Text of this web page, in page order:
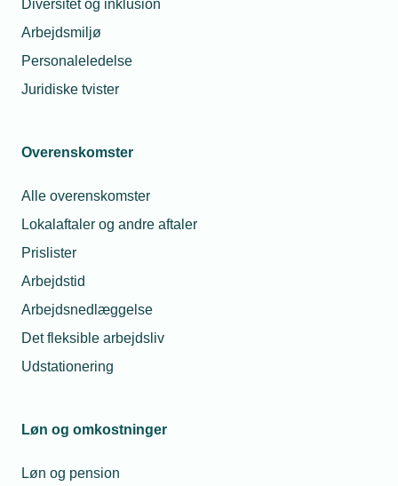
Diversitet og inklusion
Arbejdsmiljø
Personaleledelse
Juridiske tvister
Overenskomster
Alle overenskomster
Lokalaftaler og andre aftaler
Prislister
Arbejdstid
Arbejdsnedlæggelse
Det fleksible arbejdsliv
Udstationering
Løn og omkostninger
Løn og pension
Har du spørgsmål til din
brugerprofil?
Du er altid velkommen til at kontakte
os.
Telefon:43 43 60 00
Mandag til torsdag fra kl. 08:00 til 16:00